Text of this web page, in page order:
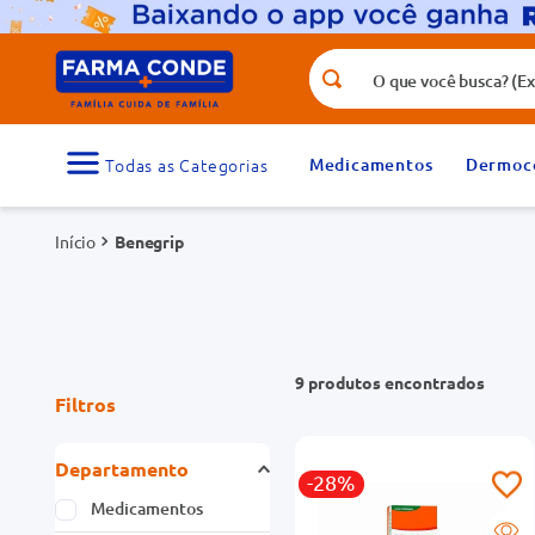
O que você busca? (Ex.: vitamina,
Medicamentos
Benegrip
Filtros
Departamento
Medicamentos
9 produtos
-28%
Termos mais buscados
1
medicamento